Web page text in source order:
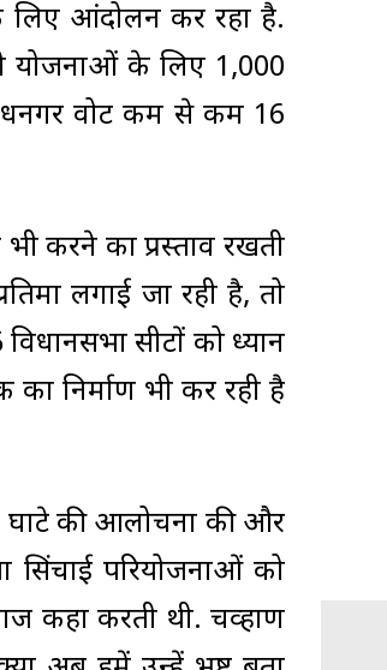
आंदोलन कर रहा है.
योजनाओं के लिए 1,000
धनगर वोट कम से कम 16
करने का प्रस्ताव रखती
लगाई जा रही है, तो
सीटों को ध्यान
का निर्माण भी कर रही है
घाटे की आलोचना की और
सिंचाई परियोजनाओं को
कहा करती थी. चव्हाण